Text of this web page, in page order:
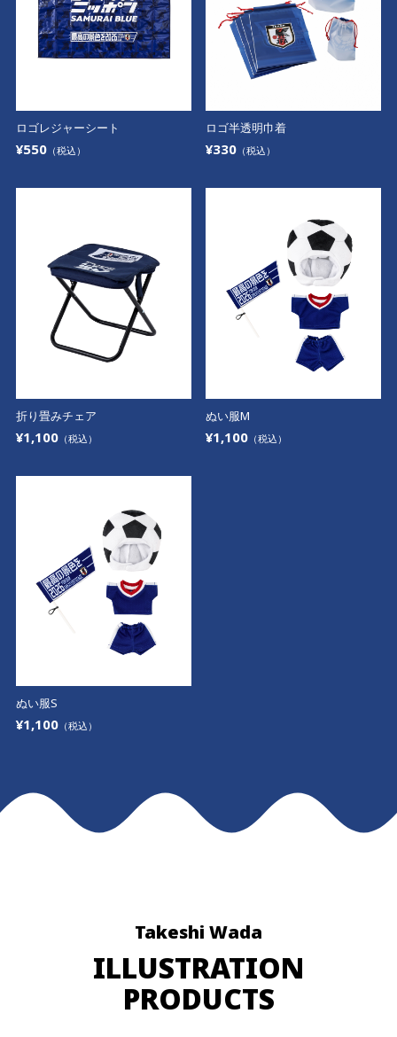
ロゴレジャーシート
¥550（税込）
ロゴ半透明巾着
¥330 （税込）
折り畳みチェア
¥1,100（税込）
ぬい服M
¥1,100 （税込）
ぬい服S
¥1,100（税込）
Takeshi Wada
ILLUSTRATION
PRODUCTS